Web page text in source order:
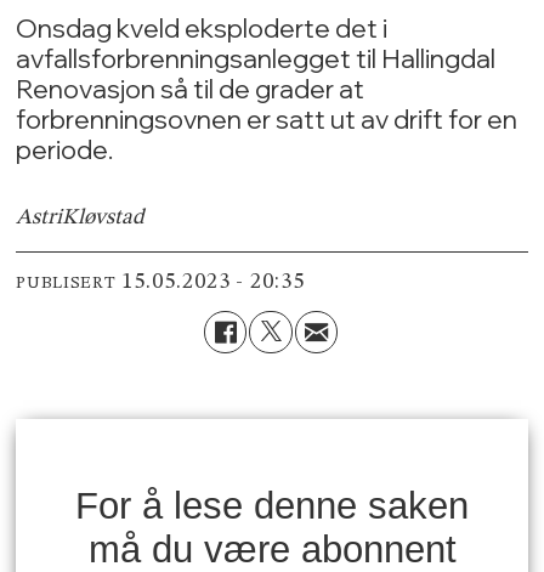
Onsdag kveld eksploderte det i
avfallsforbrenningsanlegget til Hallingdal
Renovasjon så til de grader at
forbrenningsovnen er satt ut av drift for en
periode.
AstriKløvstad
PUBLISERT 15.05.2023 - 20:35
For å lese denne saken
må du være abonnent